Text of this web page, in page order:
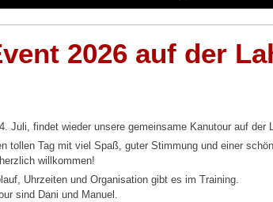
2026 auf der
Juli, findet wieder unsere gemeinsame Kanutour auf der
tollen Tag mit viel Spaß, guter Stimmung und einer
willkommen!
Uhrzeiten und Organisation gibt es im Training.
sind Dani und Manuel.